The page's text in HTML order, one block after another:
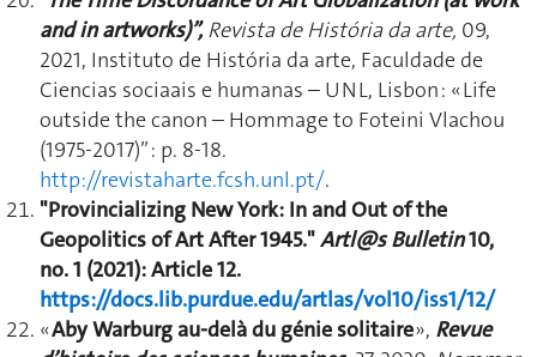
and in artworks)”,Revista de História da arte, 09,
2021, Instituto de História da arte, Faculdade de
Ciencias sociaais e humanas – UNL, Lisbon : « Life
outside the canon – Hommage to Foteini Vlachou
(1975-2017)” : p. 8-18.
http://revistaharte.fcsh.unl.pt/.
"Provincializing New York: In and Out of the
Geopolitics of Art After 1945."Artl@s Bulletin10,
no. 1 (2021): Article 12.
https://docs.lib.purdue.edu/artlas/vol10/iss1/12/
«Aby Warburg au-delà du génie solitaire», Revue